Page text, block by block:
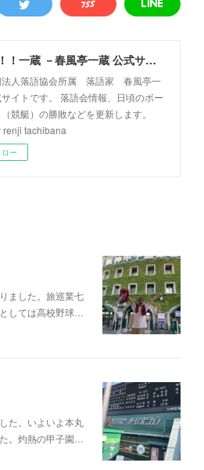
まくれ！！一蔵 －春風亭一蔵 公式サイト－
法人落語協会所属 落語家 春風亭一
イトです。 落語会情報、日頃のボー
競艇）の勝敗などを更新します。
renji tachibana
ー
ました。旅巡業七
しては高校野球…
た。いよいよ本丸
。灼熱の甲子園…